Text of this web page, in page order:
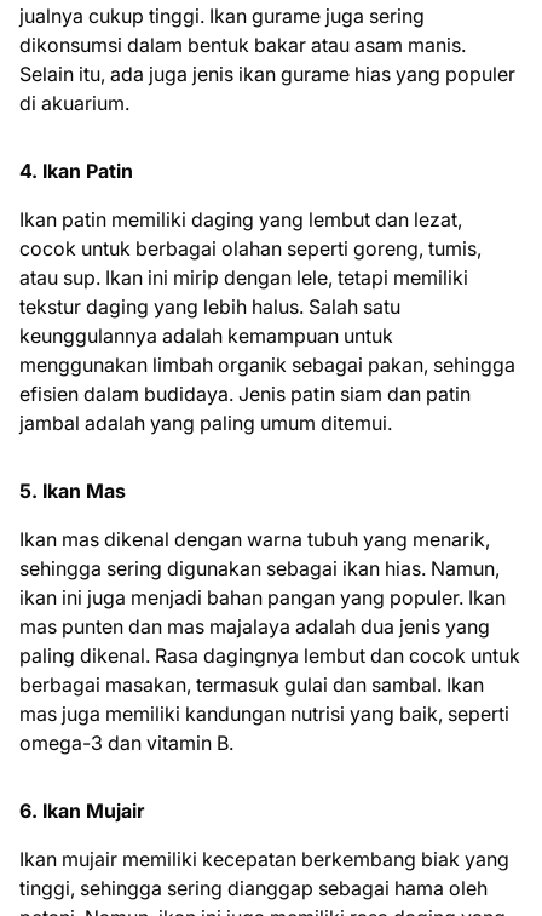
jualnya cukup tinggi. Ikan gurame juga sering
dikonsumsi dalam bentuk bakar atau asam manis.
Selain itu, ada juga jenis ikan gurame hias yang populer
di akuarium.
4. Ikan Patin
Ikan patin memiliki daging yang lembut dan lezat,
cocok untuk berbagai olahan seperti goreng, tumis,
atau sup. Ikan ini mirip dengan lele, tetapi memiliki
tekstur daging yang lebih halus. Salah satu
keunggulannya adalah kemampuan untuk
menggunakan limbah organik sebagai pakan, sehingga
efisien dalam budidaya. Jenis patin siam dan patin
jambal adalah yang paling umum ditemui.
5. Ikan Mas
Ikan mas dikenal dengan warna tubuh yang menarik,
sehingga sering digunakan sebagai ikan hias. Namun,
ikan ini juga menjadi bahan pangan yang populer. Ikan
mas punten dan mas majalaya adalah dua jenis yang
paling dikenal. Rasa dagingnya lembut dan cocok untuk
berbagai masakan, termasuk gulai dan sambal. Ikan
mas juga memiliki kandungan nutrisi yang baik, seperti
omega-3 dan vitamin B.
6. Ikan Mujair
Ikan mujair memiliki kecepatan berkembang biak yang
tinggi, sehingga sering dianggap sebagai hama oleh